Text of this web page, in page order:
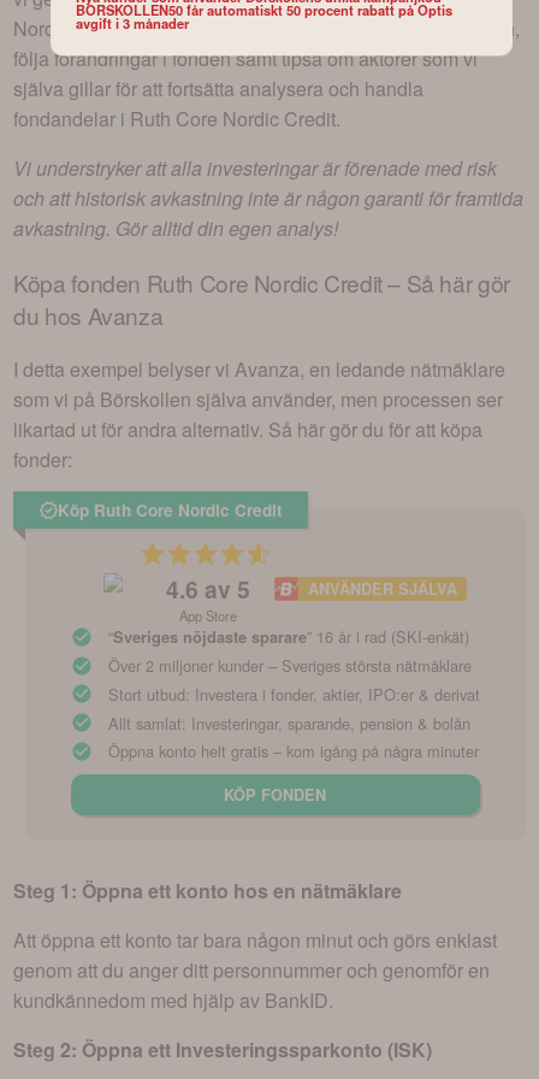
Nordic Crediten bättre möjlighet att lära dig mer om fonden,
följa förändringar i fonden samt tipsa om aktörer som vi
själva gillar för att fortsätta analysera och handla
fondandelar i Ruth Core Nordic Credit.
Vi understryker att alla investeringar är förenade med risk
och att historisk avkastning inte är någon garanti för framtida
avkastning. Gör alltid din egen analys!
Köpa fonden Ruth Core Nordic Credit– Så här gör
du hos Avanza
I detta exempel belyser vi Avanza, en ledande nätmäklare
som vi på Börskollen själva använder, men processen ser
likartad ut för andra alternativ. Så här gör du för att köpa
fonder:
Köp Ruth Core Nordic Credit
4.6 av 5
App Store
ANVÄNDER SJÄLVA
“Sveriges nöjdaste sparare” 16 år i rad (SKI-enkät)
Över 2 miljoner kunder – Sveriges största nätmäklare
Stort utbud: Investera i fonder, aktier, IPO:er & derivat
Allt samlat: Investeringar, sparande, pension & bolån
Öppna konto helt gratis – kom igång på några minuter
KÖP FONDEN
Steg 1: Öppna ett konto hos en nätmäklare
Att öppna ett konto tar bara någon minut och görs enklast
genom att du anger ditt personnummer och genomför en
kundkännedom med hjälp av BankID.
Steg 2: Öppna ett Investeringssparkonto (ISK)
BORSKOLLEN50 får automatiskt 50 procent rabatt på Optis
avgift i 3 månader